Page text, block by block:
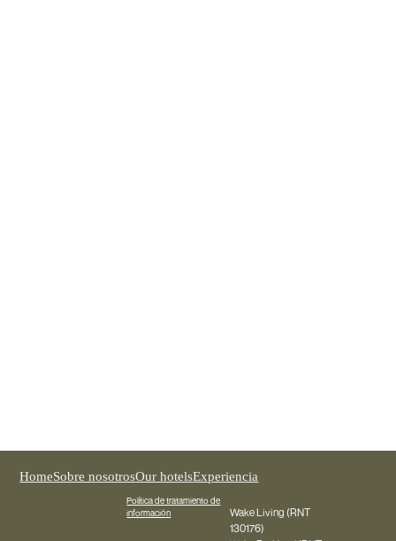
HomeSobre nosotrosOur hotelsExperiencia
Política de tratamiento de
información
Wake Living (RNT
130176)